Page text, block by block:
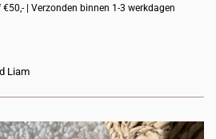
| Verzonden binnen 1-3 werkdagen
Liam